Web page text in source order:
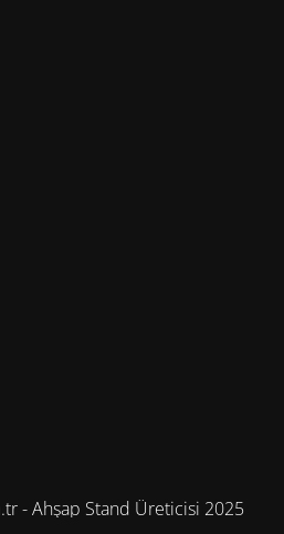
- Ahşap Stand Üreticisi 2025